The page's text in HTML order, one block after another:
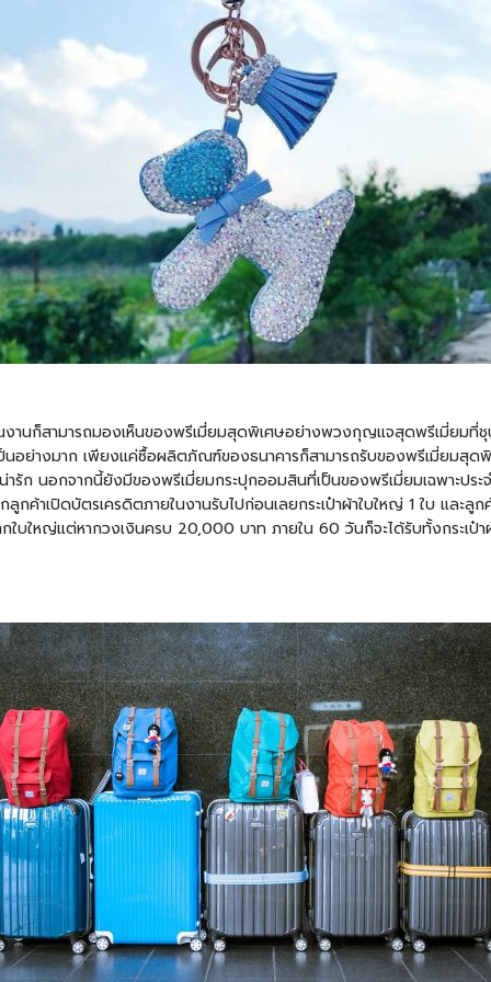
านก็สามารถมองเห็นของพรีเมี่ยมสุดพิเศษอย่างพวงกุญแจสุดพรีเมี่ยมที่
นอย่างมาก เพียงแค่ซื้อผลิตภัณฑ์ของธนาคารก็สามารถรับของพรีเมี่ยมสุ
ารัก นอกจากนี้ยังมีของพรีเมี่ยมกระปุกออมสินที่เป็นของพรีเมี่ยมเฉพาะปร
กค้าเปิดบัตรเครดิตภายในงานรับไปก่อนเลยกระเป๋าผ้าใบใหญ่ 1 ใบ และ
บใหญ่แต่หากวงเงินครบ 20,000 บาท ภายใน 60 วันก็จะได้รับทั้งกระเป๋า